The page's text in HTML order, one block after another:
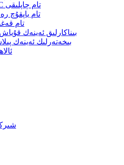
PVC تام چاپلىقى
تام ياپقۇچ
تام
بىناكارلىق ئەينەك
بىخەتەرلىك ئەينەك